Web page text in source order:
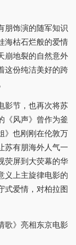
朋饰演的随军知识
海枯石烂般的爱情
崩地裂的自然意外
这份纯洁美好的跨
影节，也再次将苏
《风声》曾作为釜
》也刚刚在伦敦万
苏有朋海外人气一
荧屏到大荧幕的华
义上主旋律电影的
式爱情，对柏拉图
歌》亮相东京电影